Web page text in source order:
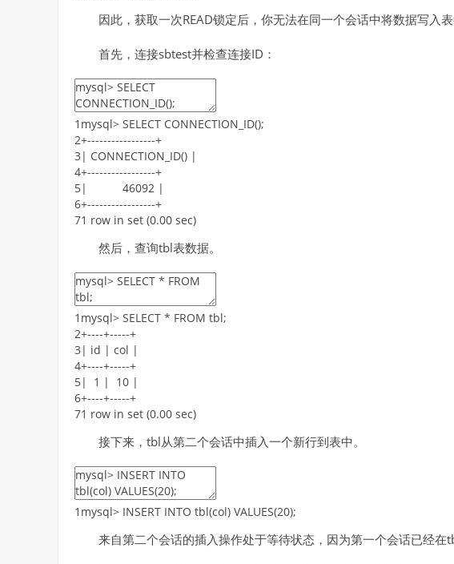
因此，获取一次READ锁定后，你无法在同一个会话中将数据写入
首先，连接sbtest并检查连接ID：
1
2
3
4
5
6
7
mysql> SELECT CONNECTION_ID();
+-----------------+
| CONNECTION_ID() |
+-----------------+
|
46092 |
+-----------------+
1 row in set (0.00 sec)
然后，查询tbl表数据。
1
2
3
4
5
6
7
mysql> SELECT * FROM tbl;
+----+-----+
| id | col |
+----+-----+
|
1 | 10 |
+----+-----+
1 row in set (0.00 sec)
接下来，tbl从第二个会话中插入一个新行到表中。
1 mysql> INSERT INTO tbl(col) VALUES(20);
来自第二个会话的插入操作处于等待状态，因为第一个会话已经在